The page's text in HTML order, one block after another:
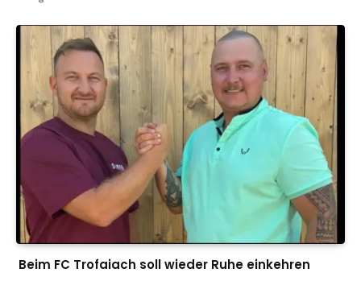
Beim FC Trofaiach soll wieder Ruhe einkehren